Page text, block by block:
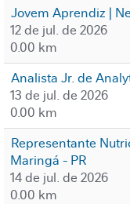
Jovem Aprendiz |
12 de jul. de 2026
0.00 km
Analista Jr. de
13 de jul. de 2026
0.00 km
Representante
Maringá - PR
14 de jul. de 2026
0.00 km